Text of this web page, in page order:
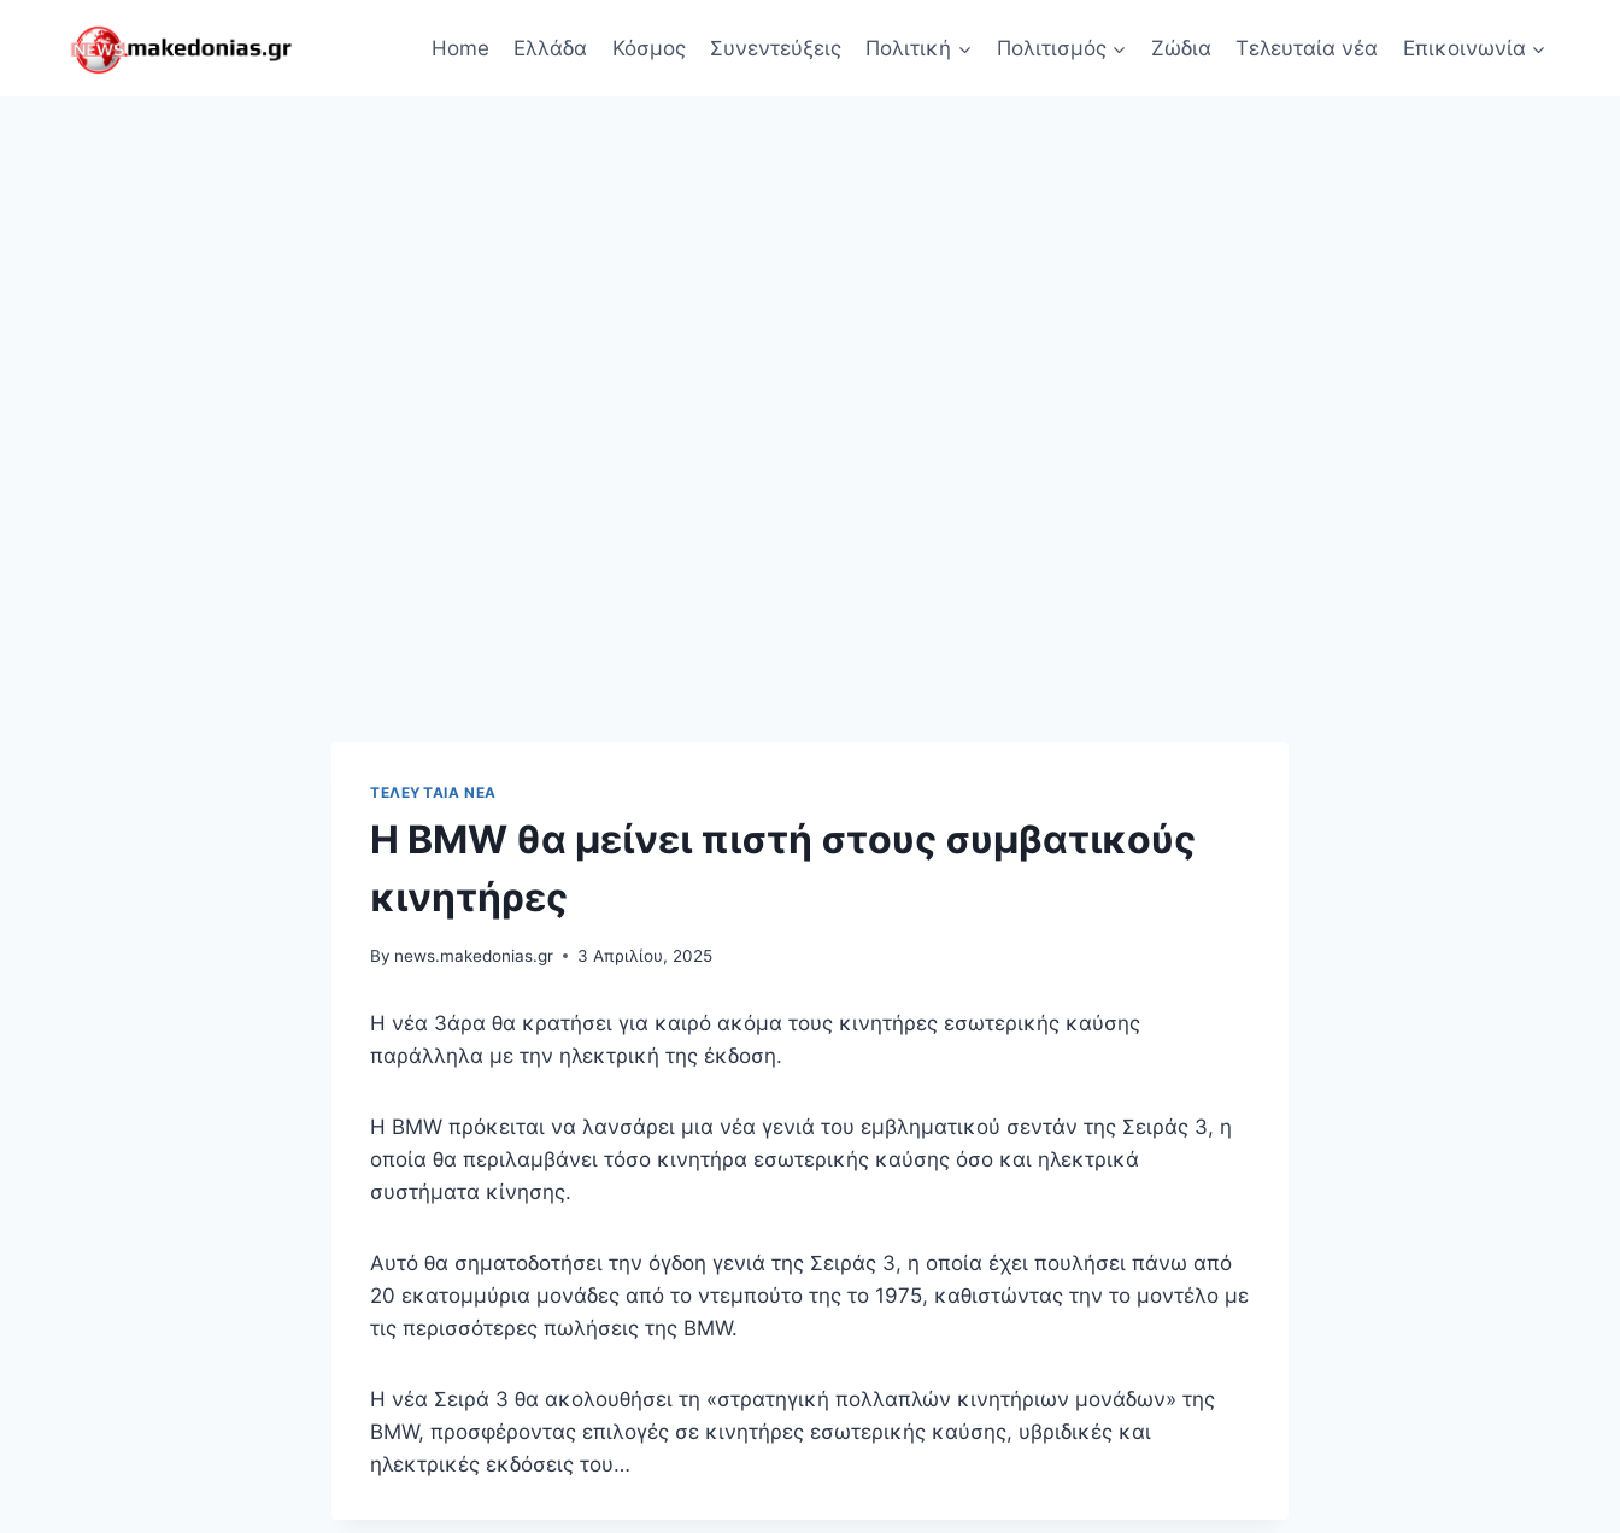
Home Ελλάδα Κόσμος Συνεντεύξεις Πολιτική Πολιτισμός Ζώδια Τελευταία νέα Επικοινωνία
ΤΕΛΕΥΤΑΊΑ ΝΈΑ
Η BMW θα μείνει πιστή στους συμβατικούς
κινητήρες
By news.makedonias.gr 3 Απριλίου, 2025
Η νέα 3άρα θα κρατήσει για καιρό ακόμα τους κινητήρες εσωτερικής καύσης
παράλληλα με την ηλεκτρική της έκδοση.
Η BMW πρόκειται να λανσάρει μια νέα γενιά του εμβληματικού σεντάν της Σειράς 3, η
οποία θα περιλαμβάνει τόσο κινητήρα εσωτερικής καύσης όσο και ηλεκτρικά
συστήματα κίνησης.
Αυτό θα σηματοδοτήσει την όγδοη γενιά της Σειράς 3, η οποία έχει πουλήσει πάνω από
20 εκατομμύρια μονάδες από το ντεμπούτο της το 1975, καθιστώντας την το μοντέλο με
τις περισσότερες πωλήσεις της BMW.
Η νέα Σειρά 3 θα ακολουθήσει τη «στρατηγική πολλαπλών κινητήριων μονάδων» της
BMW, προσφέροντας επιλογές σε κινητήρες εσωτερικής καύσης, υβριδικές και
ηλεκτρικές εκδόσεις του…